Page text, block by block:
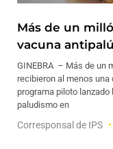
Más de un
vacuna
GINEBRA – Más de un
recibieron al menos
programa piloto
paludismo en
Corresponsal de IPS